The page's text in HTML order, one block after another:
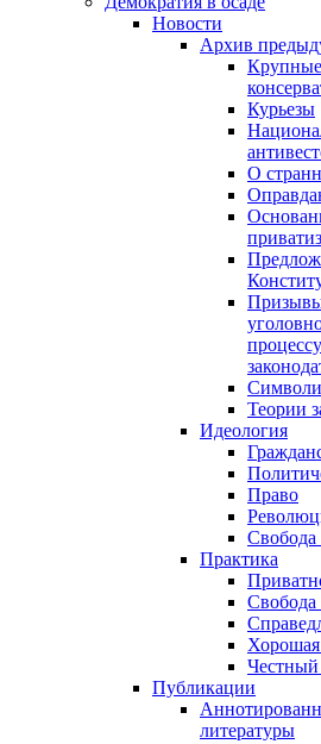
Новости
Архив
Курьезы
О
Теории
Идеология
Право
Свобода
Практика
Свобода
Честный
Публикации
литературы